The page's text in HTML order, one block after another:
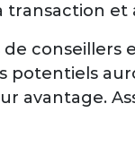
transaction
conseillers
potentiels
avantage.